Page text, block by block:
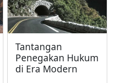
Tantangan
Penegakan Hukum
di Era Modern